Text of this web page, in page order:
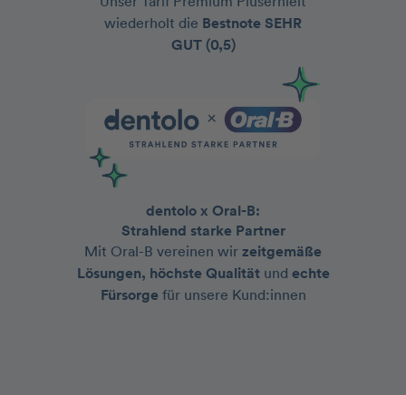
wiederholt die Bestnote SEHR
GUT (0,5)
dentolo x Oral-B:
Strahlend starke Partner
Mit Oral-B vereinen wir zeitgemäße
Lösungen, höchste Qualitätund echte
Fürsorge für unsere Kund:innen